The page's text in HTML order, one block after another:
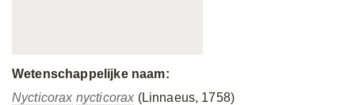
Wetenschappelijke naam:
Nycticorax nycticorax (Linnaeus, 1758)